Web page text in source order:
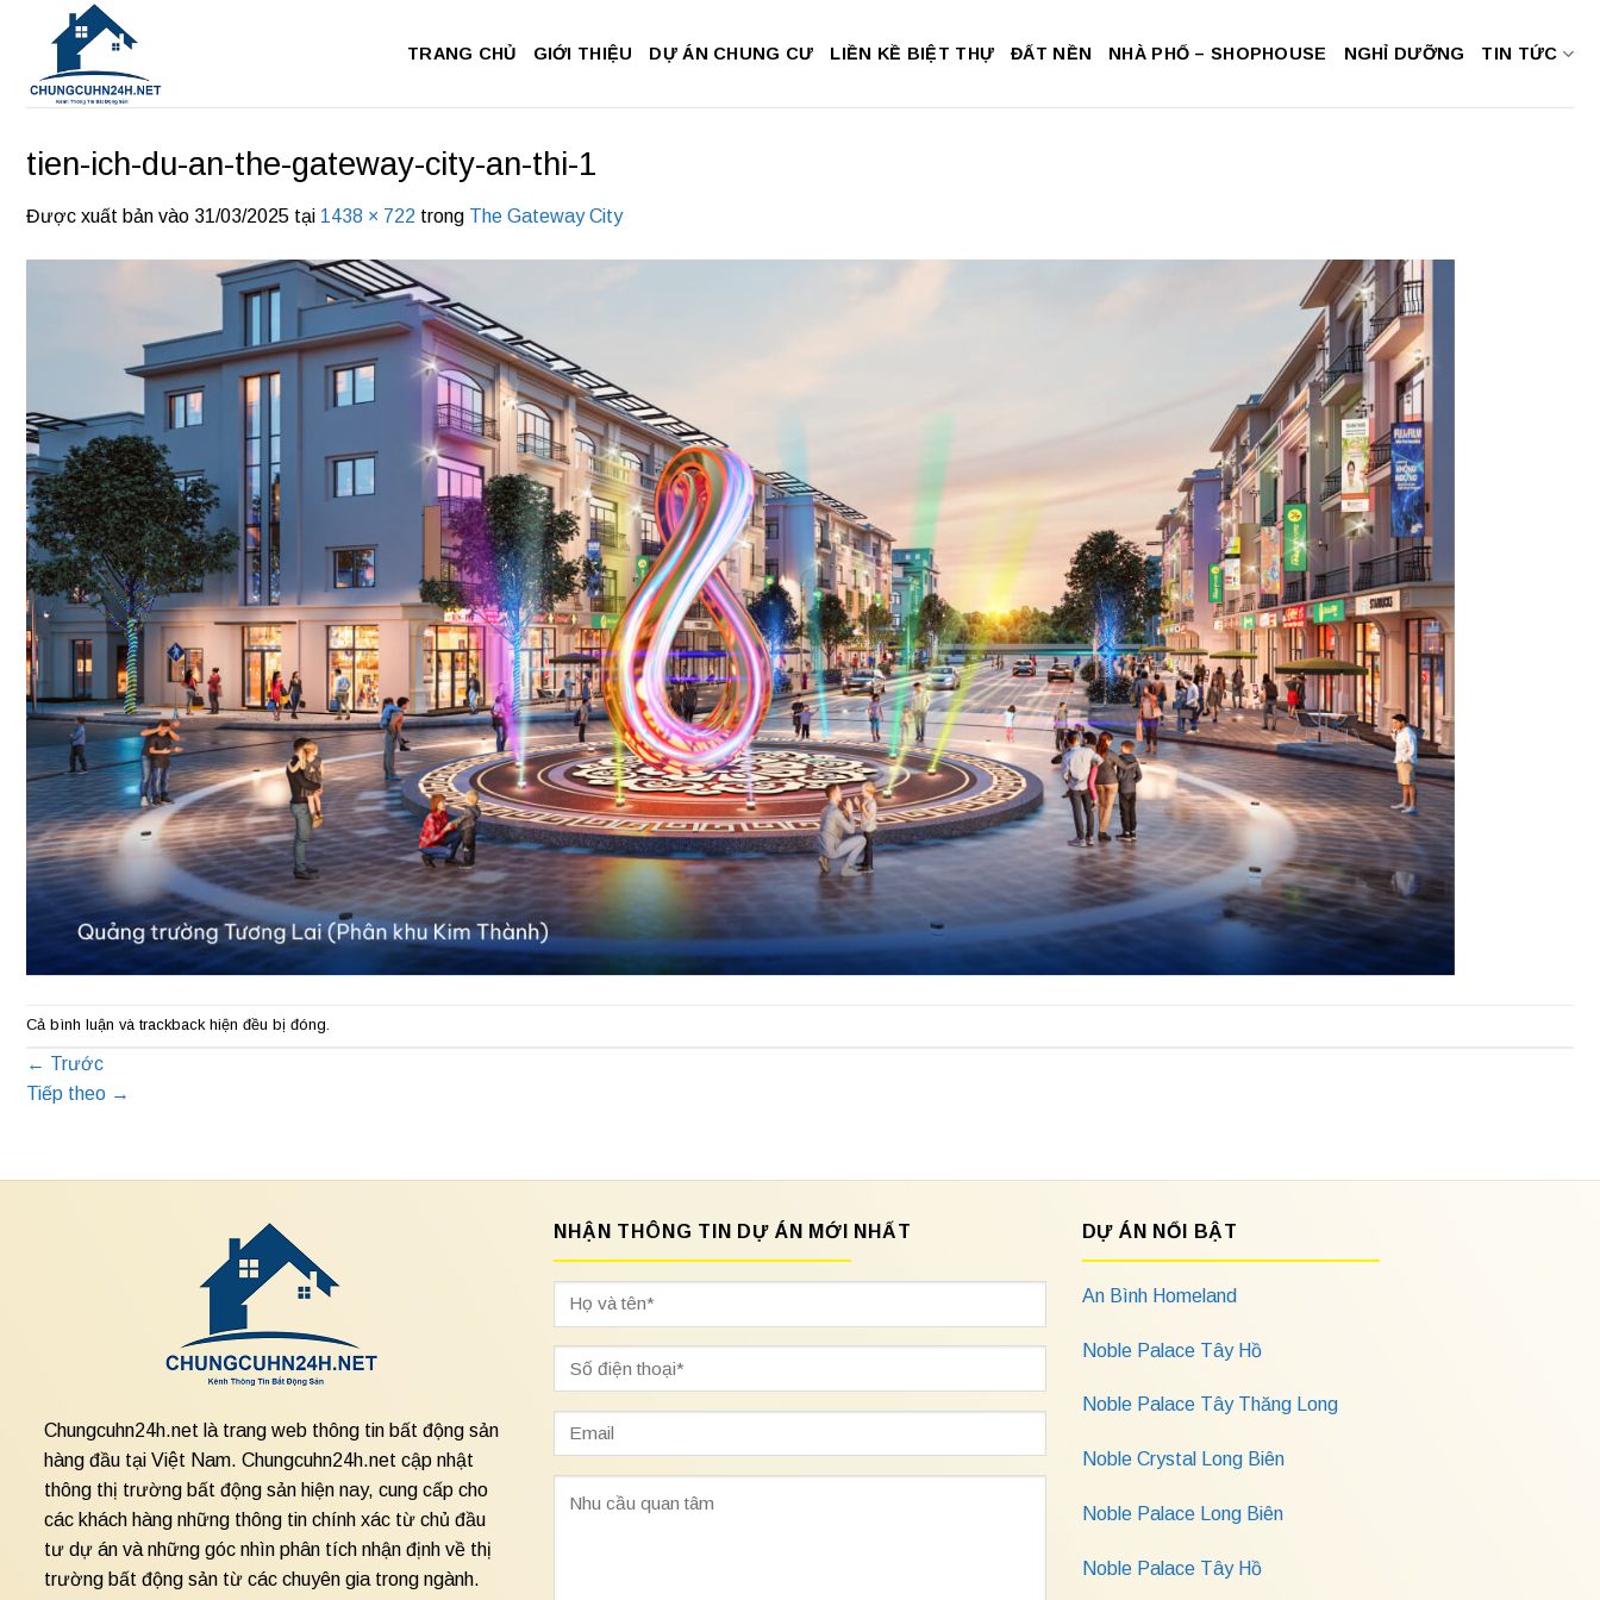
dung
TRANG CHỦ GIỚI THIỆU DỰ ÁN CHUNG CƯ LIỀN KỀ BIỆT THỰ ĐẤT NỀN NHÀ PHỐ – SHOPHOUSE NGHỈ DƯỠNG TIN TỨC
tien-ich-du-an-the-gateway-city-an-thi-1
Được xuất bản vào 31/03/2025 tại 1438 × 722 trong The Gateway City
Cả bình luận và trackback hiện đều bị đóng.
← Trước
Tiếp theo →
Chungcuhn24h.net là trang web thông tin bất động sản
hàng đầu tại Việt Nam. Chungcuhn24h.net cập nhật
thông thị trường bất động sản hiện nay, cung cấp cho
các khách hàng những thông tin chính xác từ chủ đầu
tư dự án và những góc nhìn phân tích nhận định về thị
trường bất động sản từ các chuyên gia trong ngành.
NHẬN THÔNG TIN DỰ ÁN MỚI NHẤT DỰ ÁN NỔI BẬT
An Bình Homeland
Noble Palace Tây Hồ
Noble Palace Tây Thăng Long
Noble Crystal Long Biên
Noble Palace Long Biên
Noble Palace Tây Hồ